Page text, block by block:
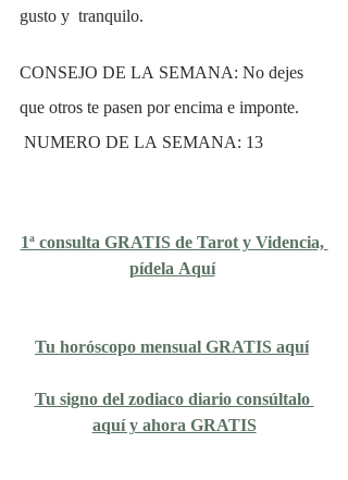
gusto y  tranquilo.
CONSEJO DE LA SEMANA: No dejes
que otros te pasen por encima e imponte.
NUMERO DE LA SEMANA: 13
1ª consulta GRATIS de Tarot y Videncia,
pídela Aquí
Tu horóscopo mensual GRATIS aquí
Tu signo del zodiaco diario consúltalo
aquí y ahora GRATIS